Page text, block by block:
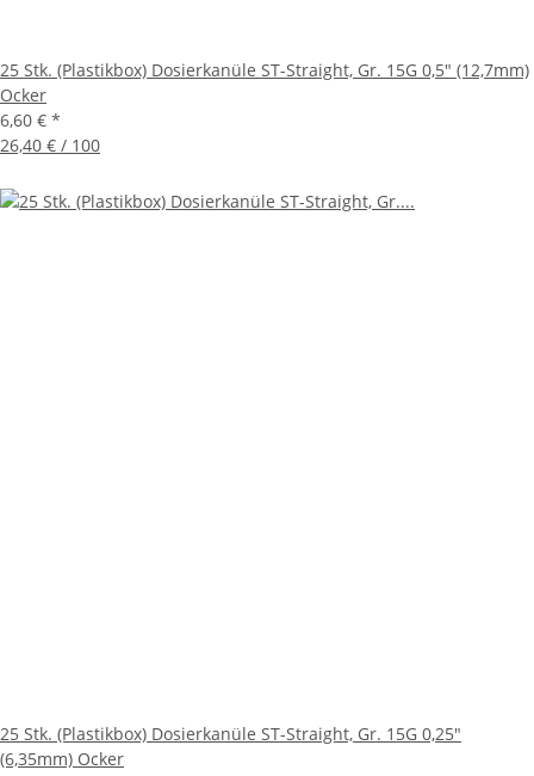
25 Stk. (Plastikbox) Dosierkanüle ST-Straight, Gr. 15G 0,5" (12,7mm)
Ocker
6,60 € *
26,40 € / 100
25 Stk. (Plastikbox) Dosierkanüle ST-Straight, Gr. 15G 0,25"
(6,35mm) Ocker